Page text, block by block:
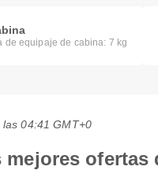
de equipaje de cabina: 7 kg
04:41 GMT+0
mejores